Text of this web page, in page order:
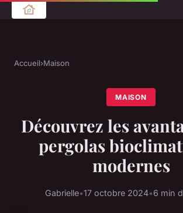
Accueil›Maison
MAISON
Découvrez les
pergolas
modernes
Gabrielle•17 octobre 2024•6 min